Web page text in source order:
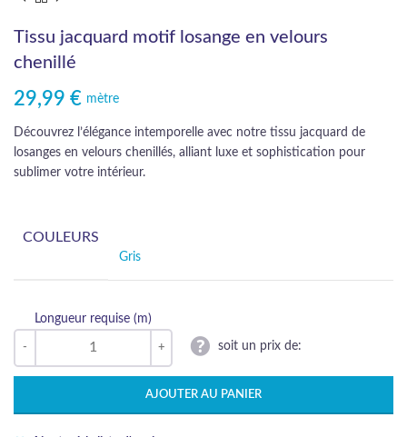
Tissu jacquard motif losange en velours
chenillé
29,99 € mètre
Découvrez l’élégance intemporelle avec notre tissu jacquard de
losanges en velours chenillés, alliant luxe et sophistication pour
sublimer votre intérieur.
COULEURS
Gris
Longueur requise (m)
soit un prix de:
AJOUTER AU PANIER